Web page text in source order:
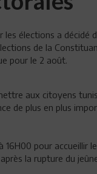
élections a décidé
de la
pour le 2 août.
aux citoyens
de plus en plus
pour accueillir
la rupture du